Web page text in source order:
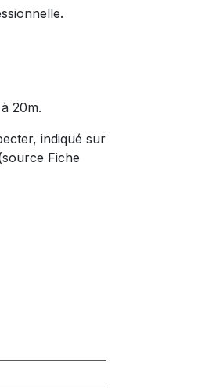
20m.
indiqué sur
Fiche